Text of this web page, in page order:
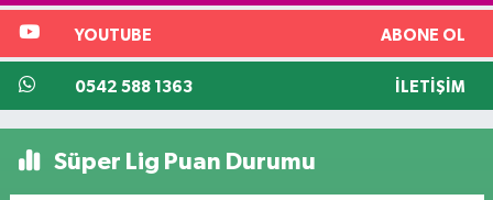
YOUTUBE ABONE OL
0542 588 1363 İLETIŞIM
Süper Lig Puan Durumu